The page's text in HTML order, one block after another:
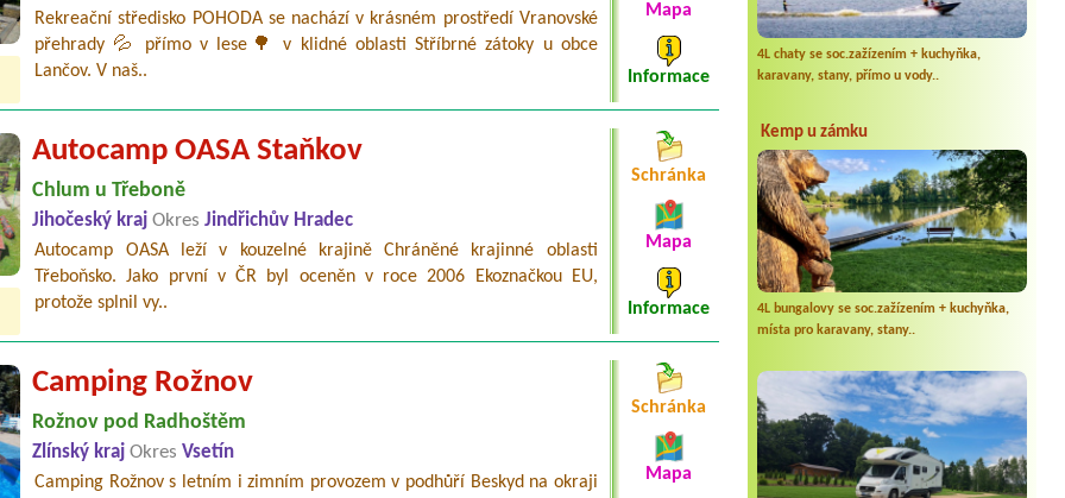
4L chaty se soc.zažízením + kuchyňka,
karavany, stany, přímo u vody..
Kemp u zámku
4L bungalovy se soc.zažízením + kuchyňka,
místa pro karavany, stany..
Rekreační středisko POHODA se nachází v krásném prostředí Vranovské
přehrady 💦 přímo v lese🌳 v klidné oblasti Stříbrné zátoky u obce
Lančov. V naš..
Mapa
Informace
Autocamp OASA Staňkov
Chlum u Třeboně
Jihočeský krajOkres Jindřichův Hradec
Autocamp OASA leží v kouzelné krajině Chráněné krajinné oblasti
Třeboňsko. Jako první v ČR byl oceněn v roce 2006 Ekoznačkou EU,
protože splnil vy..
Schránka
Mapa
Informace
Camping Rožnov
Rožnov pod Radhoštěm
Zlínský krajOkres Vsetín
Camping Rožnov s letním i zimním provozem v podhůří Beskyd na okraji
Schránka
Mapa